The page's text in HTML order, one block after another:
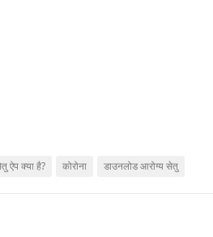
ऐप क्या है? कोरोना डाउनलोड आरोग्य सेतु